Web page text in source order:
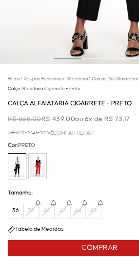
Home/ Roupas Femininas/ Alfaiataria/ Calcas De Alfaiataria/
Calça Alfaiataria Cigarrete - Preto
CALÇA ALFAIATARIA CIGARRETE - PRETO
R$ 868,00R$ 439,00ou 6x de R$ 73,17
REF.52.10.0043-002 COMPARTILHAR
COMPRAR
Cor:PRETO
Tamanho:
36 38 40 42 44 46
Tabela de Medidas